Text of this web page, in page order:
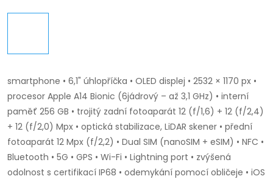
smartphone • 6,1" úhlopříčka • OLED displej • 2532 × 1170 px •
procesor Apple A14 Bionic (6jádrový – až 3,1 GHz) • interní
paměť 256 GB • trojitý zadní fotoaparát 12 (f/1,6) + 12 (f/2,4)
+ 12 (f/2,0) Mpx • optická stabilizace, LiDAR skener • přední
fotoaparát 12 Mpx (f/2,2) • Dual SIM (nanoSIM + eSIM) • NFC •
Bluetooth • 5G • GPS • Wi-Fi • Lightning port • zvýšená
odolnost s certifikací IP68 • odemykání pomocí obličeje • iOS